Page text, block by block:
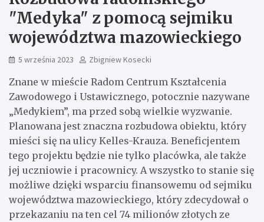
"Medyka" z pomocą sejmiku
województwa mazowieckiego
5 września 2023 Zbigniew Kosecki
Znane w mieście Radom Centrum Kształcenia
Zawodowego i Ustawicznego, potocznie nazywane
„Medykiem”, ma przed sobą wielkie wyzwanie.
Planowana jest znaczna rozbudowa obiektu, który
mieści się na ulicy Kelles-Krauza. Beneficjentem
tego projektu będzie nie tylko placówka, ale także
jej uczniowie i pracownicy. A wszystko to stanie się
możliwe dzięki wsparciu finansowemu od sejmiku
województwa mazowieckiego, który zdecydował o
przekazaniu na ten cel 74 milionów złotych ze